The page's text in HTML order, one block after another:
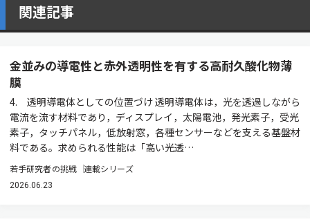
関連記事
金並みの導電性と赤外透明性を有する高耐久酸化物薄
膜
4. 透明導電体としての位置づけ 透明導電体は，光を透過しながら
電流を流す材料であり，ディスプレイ，太陽電池，発光素子，受光
素子，タッチパネル，低放射窓，各種センサーなどを支える基盤材
料である。求められる性能は「高い光透…
若手研究者の挑戦 連載シリーズ
2026.06.23